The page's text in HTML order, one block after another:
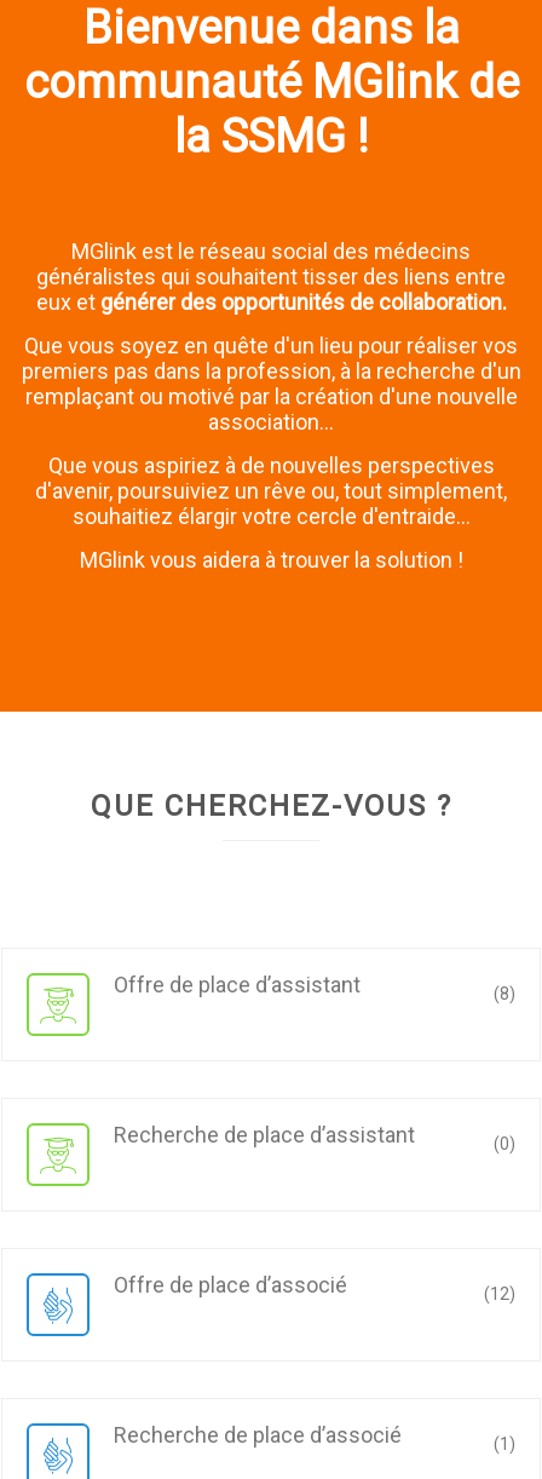
Bienvenue dans la
communauté MGlink de
la SSMG !
MGlink est le réseau social des médecins
généralistes qui souhaitent tisser des liens entre
eux et générer des opportunités de collaboration.
Que vous soyez en quête d'un lieu pour réaliser vos
premiers pas dans la profession, à la recherche d'un
remplaçant ou motivé par la création d'une nouvelle
association...
Que vous aspiriez à de nouvelles perspectives
d'avenir, poursuiviez un rêve ou, tout simplement,
souhaitiez élargir votre cercle d'entraide...
MGlink vous aidera à trouver la solution !
QUE CHERCHEZ-VOUS ?
offre de place d’assistant (8)
recherche de place d’assistant (0)
offre de place d’associé (12)
recherche de place d’associé (1)